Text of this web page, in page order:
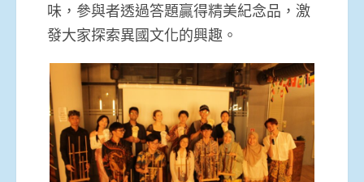
味，參與者透過答題贏得精美紀念品，激
發大家探索異國文化的興趣。